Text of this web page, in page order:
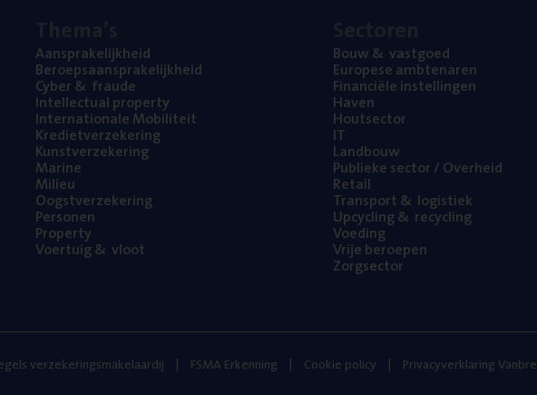
Aan­spra­ke­lijk­heid
Beroeps­aan­spra­ke­lijk­heid
Cyber& fraude
Intel­lec­tu­al property
Inter­na­ti­o­na­le Mobiliteit
Kre­diet­ver­ze­ke­ring
Kunst­ver­ze­ke­ring
Mari­ne
Mili­eu
Oogst­ver­ze­ke­ring
Per­so­nen
Pro­per­ty
Voer­tuig& vloot
Bouw& vastgoed
Euro­pe­se ambtenaren
Finan­ci­ë­le instellingen
Haven
Hout­sec­tor
IT
Land­bouw
Publie­ke sec­tor / Overheid
Retail
Trans­port& logistiek
Upcy­cling& recycling
Voe­ding
Vrije beroe­pen
Zorg­sec­tor
verzekeringsmakelaardij FSMA Erkenning Cookie policy Privacyverklaring